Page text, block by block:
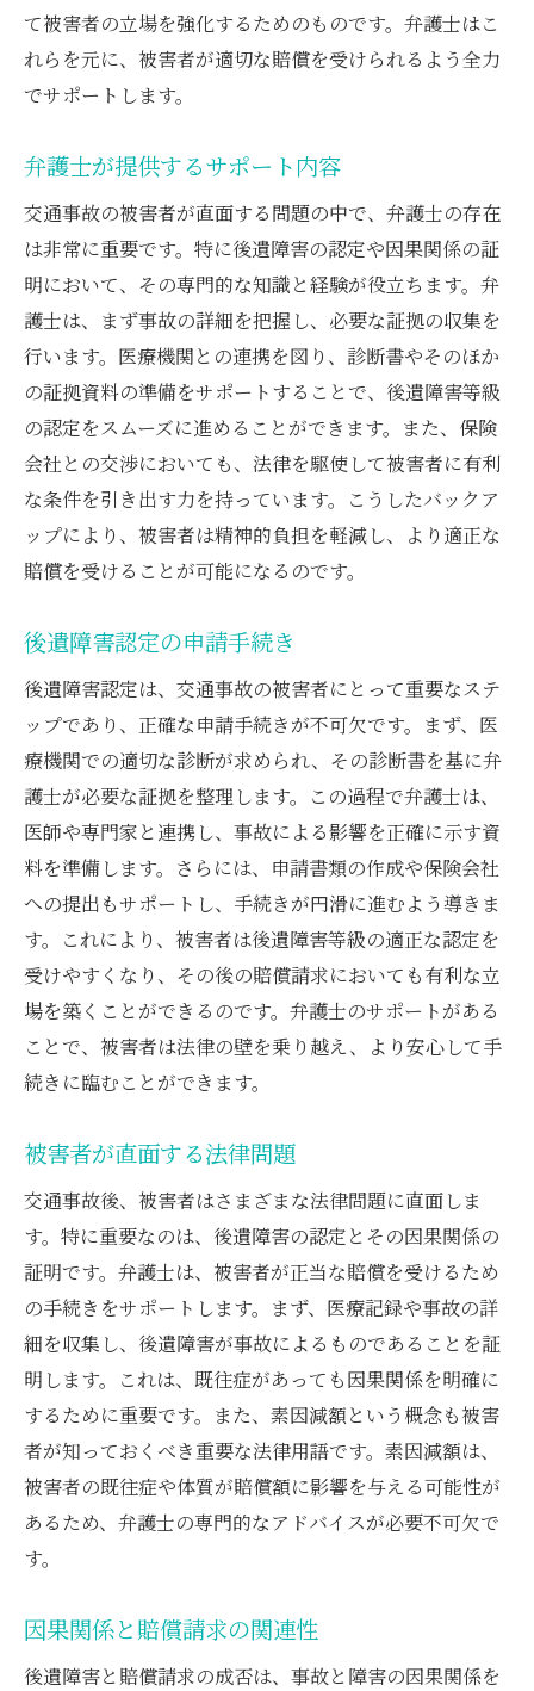
て被害者の立場を強化するためのものです。弁護士はこ
れらを元に、被害者が適切な賠償を受けられるよう全力
でサポートします。
弁護士が提供するサポート内容
交通事故の被害者が直面する問題の中で、弁護士の存在
は非常に重要です。特に後遺障害の認定や因果関係の証
明において、その専門的な知識と経験が役立ちます。弁
護士は、まず事故の詳細を把握し、必要な証拠の収集を
行います。医療機関との連携を図り、診断書やそのほか
の証拠資料の準備をサポートすることで、後遺障害等級
の認定をスムーズに進めることができます。また、保険
会社との交渉においても、法律を駆使して被害者に有利
な条件を引き出す力を持っています。こうしたバックア
ップにより、被害者は精神的負担を軽減し、より適正な
賠償を受けることが可能になるのです。
後遺障害認定の申請手続き
後遺障害認定は、交通事故の被害者にとって重要なステ
ップであり、正確な申請手続きが不可欠です。まず、医
療機関での適切な診断が求められ、その診断書を基に弁
護士が必要な証拠を整理します。この過程で弁護士は、
医師や専門家と連携し、事故による影響を正確に示す資
料を準備します。さらには、申請書類の作成や保険会社
への提出もサポートし、手続きが円滑に進むよう導きま
す。これにより、被害者は後遺障害等級の適正な認定を
受けやすくなり、その後の賠償請求においても有利な立
場を築くことができるのです。弁護士のサポートがある
ことで、被害者は法律の壁を乗り越え、より安心して手
続きに臨むことができます。
被害者が直面する法律問題
交通事故後、被害者はさまざまな法律問題に直面しま
す。特に重要なのは、後遺障害の認定とその因果関係の
証明です。弁護士は、被害者が正当な賠償を受けるため
の手続きをサポートします。まず、医療記録や事故の詳
細を収集し、後遺障害が事故によるものであることを証
明します。これは、既往症があっても因果関係を明確に
するために重要です。また、素因減額という概念も被害
者が知っておくべき重要な法律用語です。素因減額は、
被害者の既往症や体質が賠償額に影響を与える可能性が
あるため、弁護士の専門的なアドバイスが必要不可欠で
す。
因果関係と賠償請求の関連性
後遺障害と賠償請求の成否は、事故と障害の因果関係を